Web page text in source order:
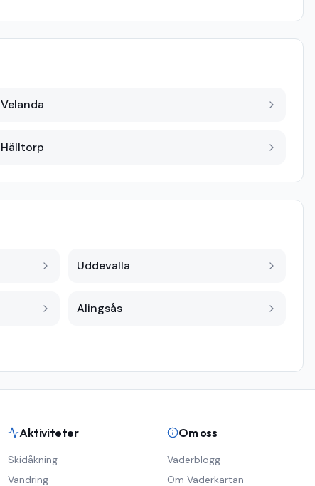
Velanda
Hälltorp
Uddevalla
Alingsås
Aktiviteter
Skidåkning
Vandring
Om oss
Väderblogg
Om Väderkartan